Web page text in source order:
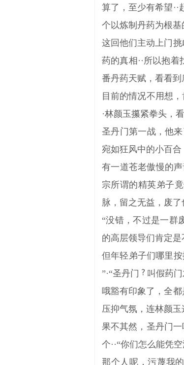
算了，至少有希望
个以炼制丹药为根基
这回他们主动上门
药的真相··所以抱
番丹药天赋，看看
目前的情况不用想
·林颜玉攥紧拳头，
圣丹门第一战，他来
宛如狂风中的小百合
有一道苍老傲慢的
宗所谓的精英弟子
脉，留之无益，废了
“没错，不过是一群
的高层领导们肯定
但年轻弟子们哪里
”·“圣丹门
叫假药
哦豁有印象了，全
压抑气氛，连林颜玉
果不其然，圣丹门
个··“你们怎么能凭
那个人呢，污蔑我